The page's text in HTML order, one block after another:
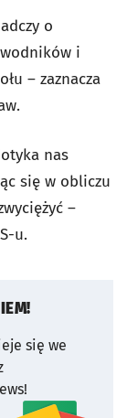
o
i
– zaznacza
nas
się w obliczu
–
u.
się we